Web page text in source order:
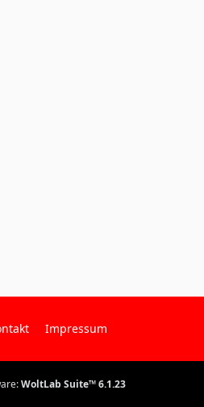
Impressum
WoltLab Suite™ 6.1.23